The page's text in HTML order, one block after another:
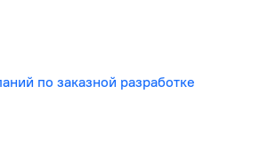
по заказной разработке